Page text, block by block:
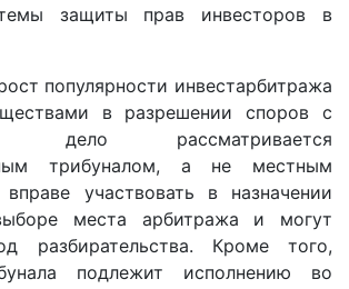
защиты прав инвесторов в
популярности инвестарбитража
в разрешении споров с
дело рассматривается
трибуналом, а не местным
участвовать в назначении
места арбитража и могут
разбирательства. Кроме того,
подлежит исполнению во